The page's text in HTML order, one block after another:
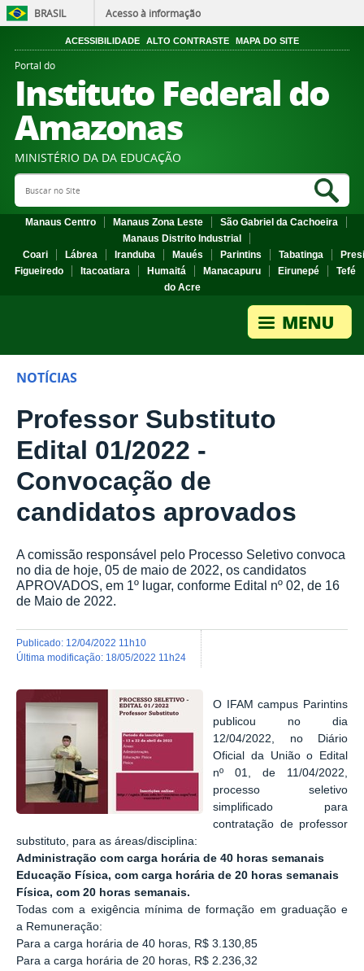
BRASIL Acesso à informação
ACESSIBILIDADE ALTO CONTRASTE MAPA DO SITE
Portal do
Instituto Federal do
Amazonas
MINISTÉRIO DA DA EDUCAÇÃO
Search Site
Manaus Centro Manaus Zona Leste
São Gabriel da Cachoeira
Manaus Distrito Industrial
Coari
Lábrea Iranduba Maués Parintins Tabatinga
Figueiredo
Itacoatiara Humaitá Manacapuru Eirunepé
Tefé
do Acre
NOTÍCIAS
Professor Substituto
Edital 01/2022 -
Convocação de
candidatos aprovados
A comissão responsável pelo Processo Seletivo convoca
no dia de hoje, 05 de maio de 2022, os candidatos
APROVADOS, em 1º lugar, conforme Edital nº 02, de 16
de Maio de 2022.
publicado: 12/04/2022 11h10
última modificação: 18/05/2022 11h24
O IFAM campus Parintins
publicou no dia
12/04/2022, no Diário
Oficial da União o Edital
nº 01, de 11/04/2022,
processo seletivo
simplificado para
contratação de professor
substituto, para as áreas/disciplina:
Administração com carga horária de 40 horas semanais
Educação Física, com carga horária de 20 horas semanais
Física, com 20 horas semanais.
Todas com a exigência mínima de formação em graduação e
a Remuneração:
Para a carga horária de 40 horas, R$ 3.130,85
Para a carga horária de 20 horas, R$ 2.236,32